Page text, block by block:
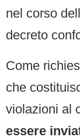
nel corso
decreto
Come
che
violazioni al
essere